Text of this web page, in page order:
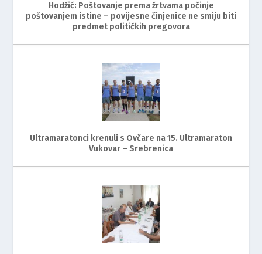
Hodžić: Poštovanje prema žrtvama počinje
poštovanjem istine – povijesne činjenice ne smiju biti
predmet političkih pregovora
Ultramaratonci krenuli s Ovčare na 15. Ultramaraton
Vukovar – Srebrenica